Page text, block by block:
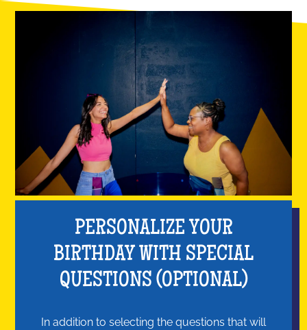
PERSONALIZE YOUR
BIRTHDAY WITH SPECIAL
QUESTIONS (OPTIONAL)
In addition to selecting the questions that will